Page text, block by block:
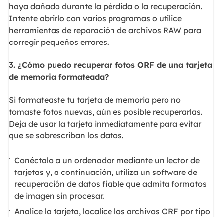
haya dañado durante la pérdida o la recuperación.
Intente abrirlo con varios programas o utilice
herramientas de reparación de archivos RAW para
corregir pequeños errores.
3. ¿Cómo puedo recuperar fotos ORF de una tarjeta
de memoria formateada?
Si formateaste tu tarjeta de memoria pero no
tomaste fotos nuevas, aún es posible recuperarlas.
Deja de usar la tarjeta inmediatamente para evitar
que se sobrescriban los datos.
Conéctalo a un ordenador mediante un lector de
tarjetas y, a continuación, utiliza un software de
recuperación de datos fiable que admita formatos
de imagen sin procesar.
Analice la tarjeta, localice los archivos ORF por tipo